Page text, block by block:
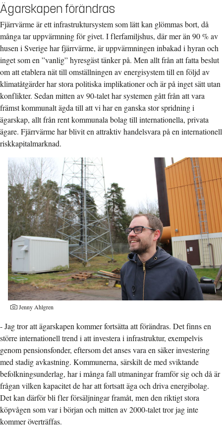
Ägarskapen förändras
Fjärrvärme är ett infrastruktursystem som lätt kan glömmas bort, då
många tar uppvärmning för givet. I flerfamiljshus, där mer än 90 % av
husen i Sverige har fjärrvärme, är uppvärmningen inbakad i hyran och
inget som en ”vanlig” hyresgäst tänker på. Men allt från att fatta beslut
om att etablera nät till omställningen av energisystem till en följd av
klimatåtgärder har stora politiska implikationer och är på inget sätt utan
konflikter. Sedan mitten av 90-talet har systemen gått från att vara
främst kommunalt ägda till att vi har en ganska stor spridning i
ägarskap, allt från rent kommunala bolag till internationella, privata
ägare. Fjärrvärme har blivit en attraktiv handelsvara på en internationell
riskkapitalmarknad.
Jenny Ahlgren
- Jag tror att ägarskapen kommer fortsätta att förändras. Det finns en
större internationell trend i att investera i infrastruktur, exempelvis
genom pensionsfonder, eftersom det anses vara en säker investering
med stadig avkastning. Kommunerna, särskilt de med sviktande
befolkningsunderlag, har i många fall utmaningar framför sig och då är
frågan vilken kapacitet de har att fortsatt äga och driva energibolag.
Det kan därför bli fler försäljningar framåt, men den riktigt stora
köpvågen som var i början och mitten av 2000-talet tror jag inte
kommer överträffas.